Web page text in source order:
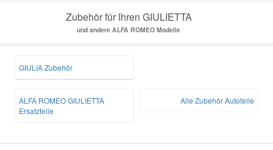
Zubehör für Ihren GIULIETTA
und andere ALFA ROMEO Modelle
GIULIA Zubehör
ALFA ROMEO GIULIETTA
Ersatzteile
Alle Zubehör Autoteile